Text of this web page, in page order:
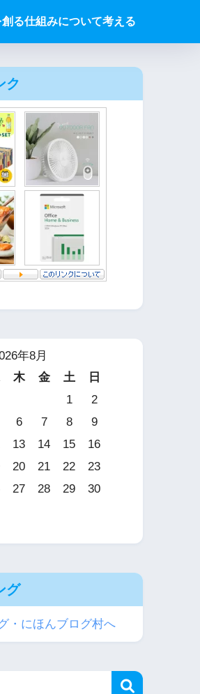
創る仕組みについて考える
ク
年8月
木 金 土
日
1
2
6 7 8
9
13 14 15
16
20 21 22
23
27 28 29
30
グ